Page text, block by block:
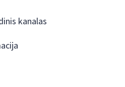
kanalas